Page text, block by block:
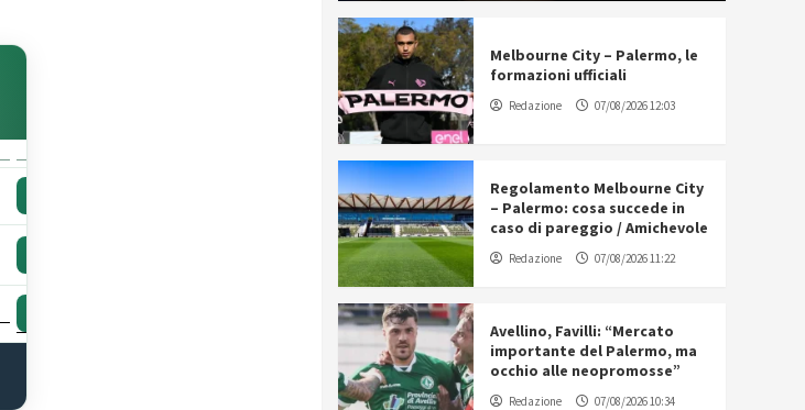
Melbourne City – Palermo, le
formazioni ufficiali
Redazione 07/08/2026 12:03
Regolamento Melbourne City
– Palermo: cosa succede in
caso di pareggio / Amichevole
Redazione 07/08/2026 11:22
Avellino, Favilli: “Mercato
importante del Palermo, ma
occhio alle neopromosse”
Redazione 07/08/2026 10:34